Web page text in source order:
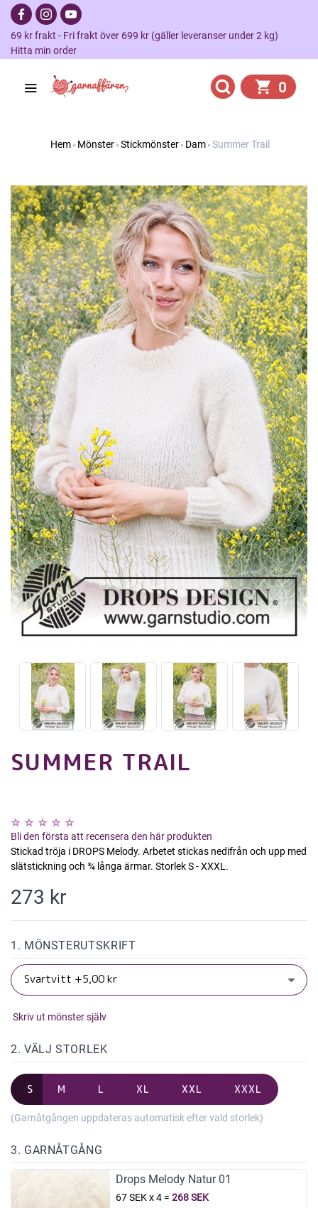
69 kr frakt - Fri frakt över 699 kr (gäller leveranser under 2 kg)
Hitta min order
0
Hem Mönster Stickmönster Dam Summer Trail
SUMMER TRAIL
Bli den första att recensera den här produkten
Stickad tröja i DROPS Melody. Arbetet stickas nedifrån och upp med
slätstickning och ¾ långa ärmar. Storlek S - XXXL.
273 kr
1. MÖNSTERUTSKRIFT
Skriv ut mönster själv
2. VÄLJ STORLEK
S M L XL XXL XXXL
(Garnåtgången uppdateras automatisk efter vald storlek)
3. GARNÅTGÅNG
Drops Melody Natur 01
67 SEK x 4= 268 SEK